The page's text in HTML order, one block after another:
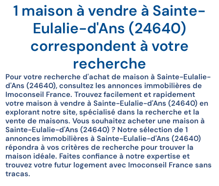
1 maison à vendre à Sainte-
Eulalie-d'Ans (24640)
correspondent à votre
recherche
Pour votre recherche d'achat de maison à Sainte-Eulalie-
d'Ans (24640), consultez les annonces immobilières de
Imoconseil France. Trouvez facilement et rapidement
votre maison à vendre à Sainte-Eulalie-d'Ans (24640) en
explorant notre site, spécialisé dans la recherche et la
vente de maisons. Vous souhaitez acheter une maison à
Sainte-Eulalie-d'Ans (24640) ? Notre sélection de 1
annonces immobilières à Sainte-Eulalie-d'Ans (24640)
répondra à vos critères de recherche pour trouver la
maison idéale. Faites confiance à notre expertise et
trouvez votre futur logement avec Imoconseil France sans
tracas.